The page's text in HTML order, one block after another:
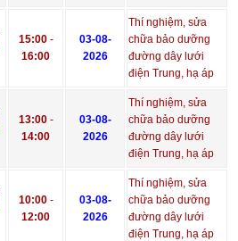
15:00-
16:00
03-08-
2026
Thí nghiệm, sửa
chữa bảo dưỡng
đường dây lưới
điện Trung, hạ áp
13:00-
14:00
03-08-
2026
Thí nghiệm, sửa
chữa bảo dưỡng
đường dây lưới
điện Trung, hạ áp
10:00-
12:00
03-08-
2026
Thí nghiệm, sửa
chữa bảo dưỡng
đường dây lưới
điện Trung, hạ áp